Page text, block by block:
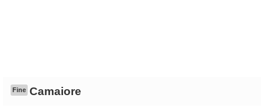
Fine Camaiore